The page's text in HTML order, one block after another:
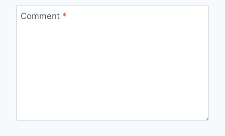
Comment *